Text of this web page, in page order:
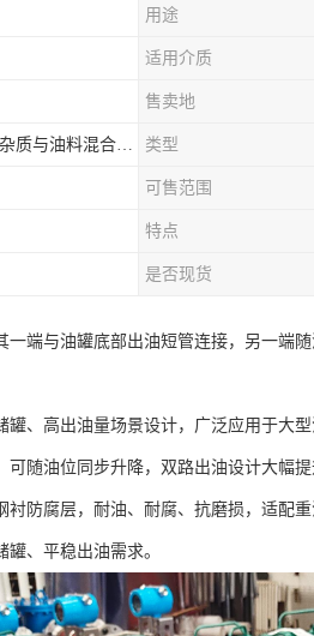
用途
适用介质
售卖地
来防止罐底污水及化学、机械杂质与油料混合出罐，进而保证油罐向外供油的纯净度。 类型
可售范围
特点
是否现货
端与油罐底部出油短管连接，另一端
、高出油量场景设计，广泛应用于大
随油位同步升降，双路出油设计大幅
防腐层，耐油、耐腐、抗磨损，适配
、平稳出油需求。